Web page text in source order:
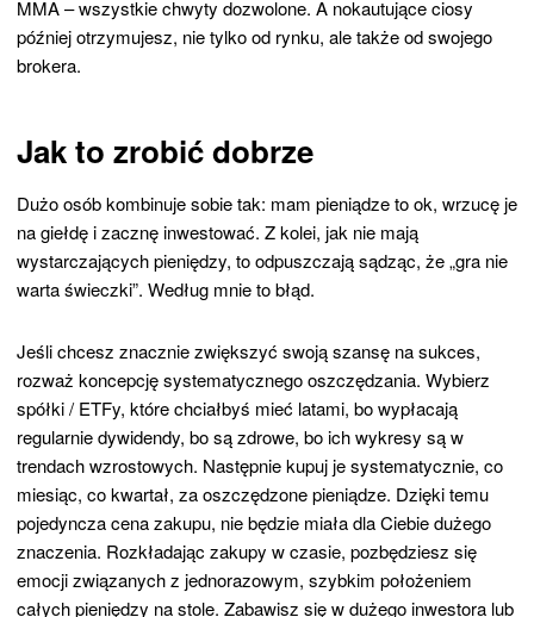
MMA – wszystkie chwyty dozwolone. A nokautujące ciosy
później otrzymujesz, nie tylko od rynku, ale także od swojego
brokera.
Jak to zrobić dobrze
Dużo osób kombinuje sobie tak: mam pieniądze to ok, wrzucę je
na giełdę i zacznę inwestować. Z kolei, jak nie mają
wystarczających pieniędzy, to odpuszczają sądząc, że „gra nie
warta świeczki”. Według mnie to błąd.
Jeśli chcesz znacznie zwiększyć swoją szansę na sukces,
rozważ koncepcję systematycznego oszczędzania. Wybierz
spółki / ETFy, które chciałbyś mieć latami, bo wypłacają
regularnie dywidendy, bo są zdrowe, bo ich wykresy są w
trendach wzrostowych. Następnie kupuj je systematycznie, co
miesiąc, co kwartał, za oszczędzone pieniądze. Dzięki temu
pojedyncza cena zakupu, nie będzie miała dla Ciebie dużego
znaczenia. Rozkładając zakupy w czasie, pozbędziesz się
emocji związanych z jednorazowym, szybkim położeniem
całych pieniędzy na stole. Zabawisz się w dużego inwestora lub